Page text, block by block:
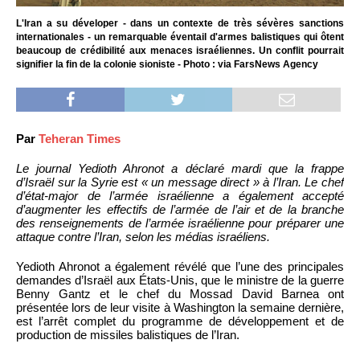
L'Iran a su déveloper - dans un contexte de très sévères sanctions
internationales - un remarquable éventail d'armes balistiques qui ôtent
beaucoup de crédibilité aux menaces israéliennes. Un conflit pourrait
signifier la fin de la colonie sioniste - Photo : via FarsNews Agency
Par Teheran Times
Le journal Yedioth Ahronot a déclaré mardi que la frappe
d’Israël sur la Syrie est « un message direct » à l’Iran. Le chef
d’état-major de l’armée israélienne a également accepté
d’augmenter les effectifs de l’armée de l’air et de la branche
des renseignements de l’armée israélienne pour préparer une
attaque contre l’Iran, selon les médias israéliens.
Yedioth Ahronot a également révélé que l’une des principales
demandes d’Israël aux États-Unis, que le ministre de la guerre
Benny Gantz et le chef du Mossad David Barnea ont
présentée lors de leur visite à Washington la semaine dernière,
est l’arrêt complet du programme de développement et de
production de missiles balistiques de l’Iran.